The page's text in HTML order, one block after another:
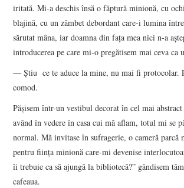
iritată. Mi-a deschis însă o făptură minionă, cu
blajină, cu un zâmbet debordant care-i lumina
sărutat mâna, iar doamna din faţa mea nici n-a
introducerea pe care mi-o pregătisem mai ceva ca
― Ştiu ce te aduce la mine, nu mai fi protocolar.
comod.
Păşisem într-un vestibul decorat în cel mai
având în vedere în casa cui mă aflam, totul mi se
normal. Mă invitase în sufragerie, o cameră parcă
pentru fiinţa minionă care-mi devenise
îi trebuie ca să ajungă la bibliotecă?” gândisem
cafeaua.